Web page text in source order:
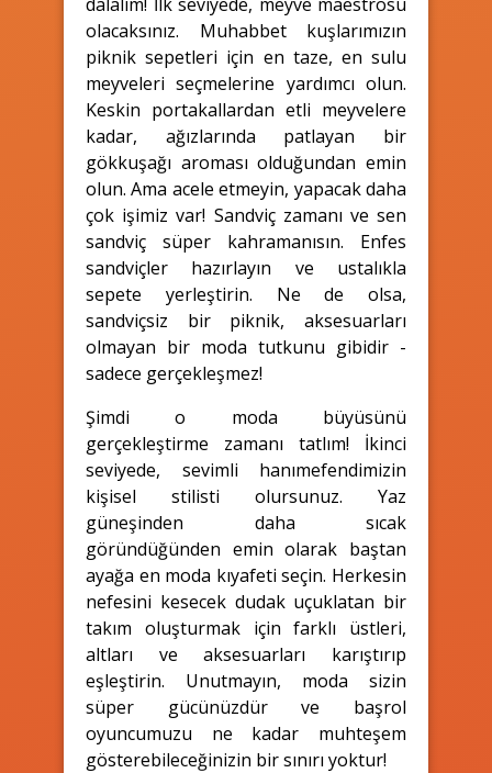
olacaksınız. Muhabbet kuşlarımızın
piknik sepetleri için en taze, en sulu
meyveleri seçmelerine yardımcı olun.
Keskin portakallardan etli meyvelere
kadar, ağızlarında patlayan bir
gökkuşağı aroması olduğundan emin
olun. Ama acele etmeyin, yapacak daha
çok işimiz var! Sandviç zamanı ve sen
sandviç süper kahramanısın. Enfes
sandviçler hazırlayın ve ustalıkla
sepete yerleştirin. Ne de olsa,
sandviçsiz bir piknik, aksesuarları
olmayan bir moda tutkunu gibidir -
sadece gerçekleşmez!
Şimdi o moda büyüsünü
gerçekleştirme zamanı tatlım! İkinci
seviyede, sevimli hanımefendimizin
kişisel stilisti olursunuz. Yaz
güneşinden daha sıcak
göründüğünden emin olarak baştan
ayağa en moda kıyafeti seçin. Herkesin
nefesini kesecek dudak uçuklatan bir
takım oluşturmak için farklı üstleri,
altları ve aksesuarları karıştırıp
eşleştirin. Unutmayın, moda sizin
süper gücünüzdür ve başrol
oyuncumuzu ne kadar muhteşem
gösterebileceğinizin bir sınırı yoktur!